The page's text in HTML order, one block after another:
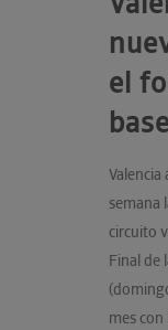
el
base
semana
circuito
Final de
mes